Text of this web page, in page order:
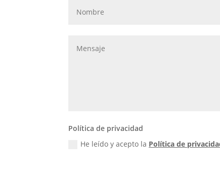
Política de privacidad
He leído y acepto la Política de